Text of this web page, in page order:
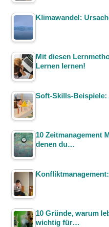
Klimawandel:
Mit diesen
Lernen lernen!
Soft-Skills-
10 Zeitmanagement
denen du…
10 Gründe, warum
wichtig für…